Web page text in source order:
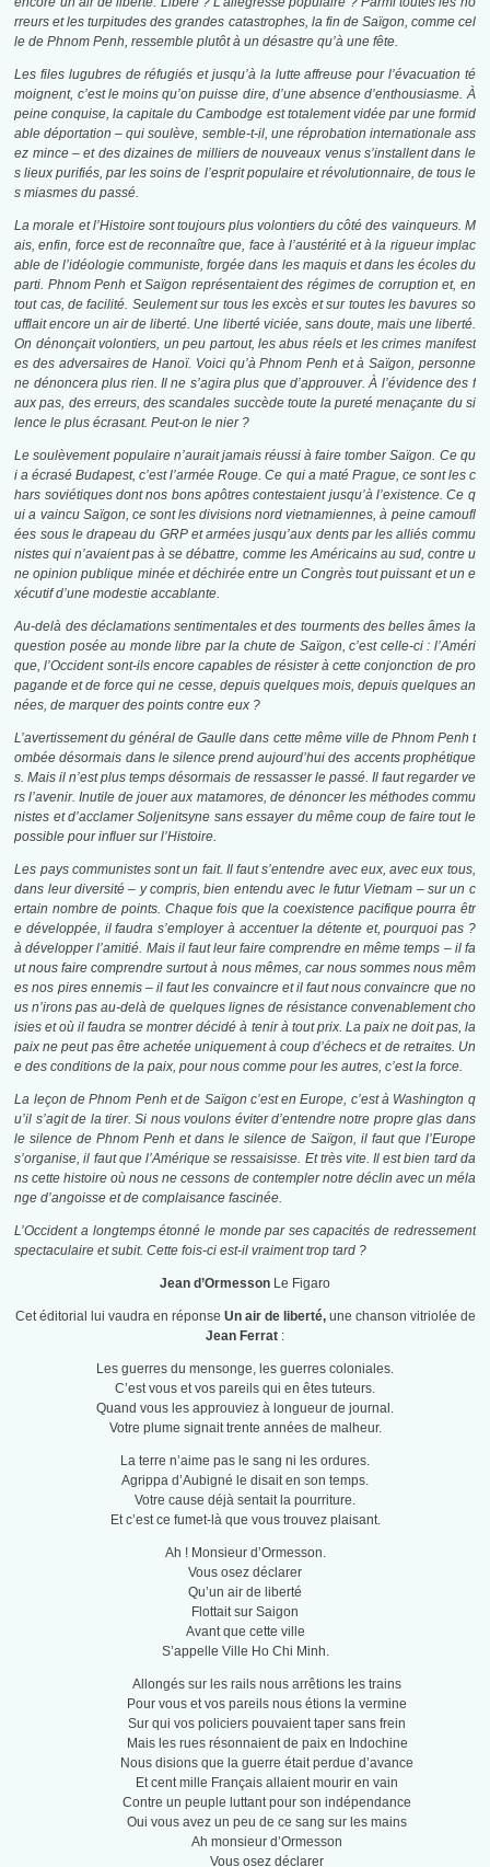
rreurs et les turpitudes des grandes catastrophes, la fin de Saïgon, comme cel
le de Phnom Penh, ressemble plutôt à un désastre qu’à une fête.
Les files lugubres de réfugiés et jusqu’à la lutte affreuse pour l’évacuation té
moignent, c’est le moins qu’on puisse dire, d’une absence d’enthousiasme. À
peine conquise, la capitale du Cambodge est totalement vidée par une formid
able déportation – qui soulève, semble-t-il, une réprobation internationale ass
ez mince – et des dizaines de milliers de nouveaux venus s’installent dans le
s lieux purifiés, par les soins de l’esprit populaire et révolutionnaire, de tous le
s miasmes du passé.
La morale et l’Histoire sont toujours plus volontiers du côté des vainqueurs. M
ais, enfin, force est de reconnaître que, face à l’austérité et à la rigueur implac
able de l’idéologie communiste, forgée dans les maquis et dans les écoles du
parti. Phnom Penh et Saïgon représentaient des régimes de corruption et, en
tout cas, de facilité. Seulement sur tous les excès et sur toutes les bavures so
ufflait encore un air de liberté. Une liberté viciée, sans doute, mais une liberté.
On dénonçait volontiers, un peu partout, les abus réels et les crimes manifest
es des adversaires de Hanoï. Voici qu’à Phnom Penh et à Saïgon, personne
ne dénoncera plus rien. Il ne s’agira plus que d’approuver. À l’évidence des f
aux pas, des erreurs, des scandales succède toute la pureté menaçante du si
lence le plus écrasant. Peut-on le nier ?
Le soulèvement populaire n’aurait jamais réussi à faire tomber Saïgon. Ce qu
i a écrasé Budapest, c’est l’armée Rouge. Ce qui a maté Prague, ce sont les c
hars soviétiques dont nos bons apôtres contestaient jusqu’à l’existence. Ce q
ui a vaincu Saïgon, ce sont les divisions nord vietnamiennes, à peine camoufl
ées sous le drapeau du GRP et armées jusqu’aux dents par les alliés commu
nistes qui n’avaient pas à se débattre, comme les Américains au sud, contre u
ne opinion publique minée et déchirée entre un Congrès tout puissant et un e
xécutif d’une modestie accablante.
Au-delà des déclamations sentimentales et des tourments des belles âmes la
question posée au monde libre par la chute de Saïgon, c’est celle-ci : l’Améri
que, l’Occident sont-ils encore capables de résister à cette conjonction de pro
pagande et de force qui ne cesse, depuis quelques mois, depuis quelques an
nées, de marquer des points contre eux ?
L’avertissement du général de Gaulle dans cette même ville de Phnom Penh t
ombée désormais dans le silence prend aujourd’hui des accents prophétique
s. Mais il n’est plus temps désormais de ressasser le passé. Il faut regarder ve
rs l’avenir. Inutile de jouer aux matamores, de dénoncer les méthodes commu
nistes et d’acclamer Soljenitsyne sans essayer du même coup de faire tout le
possible pour influer sur l’Histoire.
Les pays communistes sont un fait. Il faut s’entendre avec eux, avec eux tous,
dans leur diversité – y compris, bien entendu avec le futur Vietnam – sur un c
ertain nombre de points. Chaque fois que la coexistence pacifique pourra êtr
e développée, il faudra s’employer à accentuer la détente et, pourquoi pas ?
à développer l’amitié. Mais il faut leur faire comprendre en même temps – il fa
ut nous faire comprendre surtout à nous mêmes, car nous sommes nous mêm
es nos pires ennemis – il faut les convaincre et il faut nous convaincre que no
us n’irons pas au-delà de quelques lignes de résistance convenablement cho
isies et où il faudra se montrer décidé à tenir à tout prix. La paix ne doit pas, la
paix ne peut pas être achetée uniquement à coup d’échecs et de retraites. Un
e des conditions de la paix, pour nous comme pour les autres, c’est la force.
La leçon de Phnom Penh et de Saïgon c’est en Europe, c’est à Washington q
u’il s’agit de la tirer. Si nous voulons éviter d’entendre notre propre glas dans
le silence de Phnom Penh et dans le silence de Saïgon, il faut que l’Europe
s’organise, il faut que l’Amérique se ressaisisse. Et très vite. Il est bien tard da
ns cette histoire où nous ne cessons de contempler notre déclin avec un méla
nge d’angoisse et de complaisance fascinée.
L’Occident a longtemps étonné le monde par ses capacités de redressement
spectaculaire et subit. Cette fois-ci est-il vraiment trop tard ?
Jean d’Ormesson Le Figaro
Cet éditorial lui vaudra en réponse Un air de liberté, une chanson vitriolée de
Jean Ferrat :
Les guerres du mensonge, les guerres coloniales.
C’est vous et vos pareils qui en êtes tuteurs.
Quand vous les approuviez à longueur de journal.
Votre plume signait trente années de malheur.
La terre n’aime pas le sang ni les ordures.
Agrippa d’Aubigné le disait en son temps.
Votre cause déjà sentait la pourriture.
Et c’est ce fumet-là que vous trouvez plaisant.
Ah ! Monsieur d’Ormesson.
Vous osez déclarer
Qu’un air de liberté
Flottait sur Saigon
Avant que cette ville
S’appelle Ville Ho Chi Minh.
Allongés sur les rails nous arrêtions les trains
Pour vous et vos pareils nous étions la vermine
Sur qui vos policiers pouvaient taper sans frein
Mais les rues résonnaient de paix en Indochine
Nous disions que la guerre était perdue d’avance
Et cent mille Français allaient mourir en vain
Contre un peuple luttant pour son indépendance
Oui vous avez un peu de ce sang sur les mains
Ah monsieur d’Ormesson
Vous osez déclarer